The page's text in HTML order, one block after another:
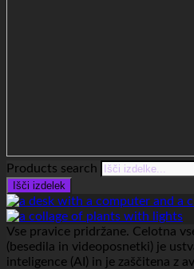
Products search
Išči izdelek
Vse pravice pridržane. Celotna
(besedila in videoposnetki) je
inteligence (AI) in je zaščitena z